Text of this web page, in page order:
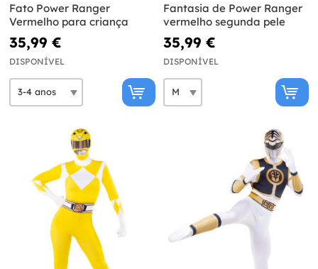
Fato Power Ranger
Vermelho para criança
35,99 €
DISPONÍVEL
Fantasia de Power Ranger
vermelho segunda pele
35,99 €
DISPONÍVEL